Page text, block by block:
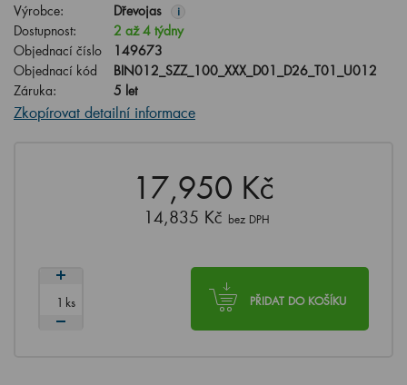
Výrobce: Dřevojas i
Dostupnost:
2 až 4 týdny
Objednací číslo
149673
Objednací kód
BIN012_SZZ_100_XXX_D01_D26_T01_U012
Záruka:
5 let
Zkopírovat detailní informace
17,950 Kč
14,835 Kč bez DPH
PŘIDAT DO KOŠÍKU
ks